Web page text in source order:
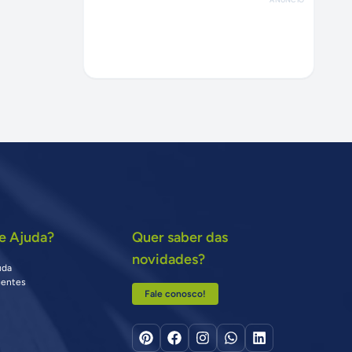
Ajuda?
Quer saber das
novidades?
Fale conosco!